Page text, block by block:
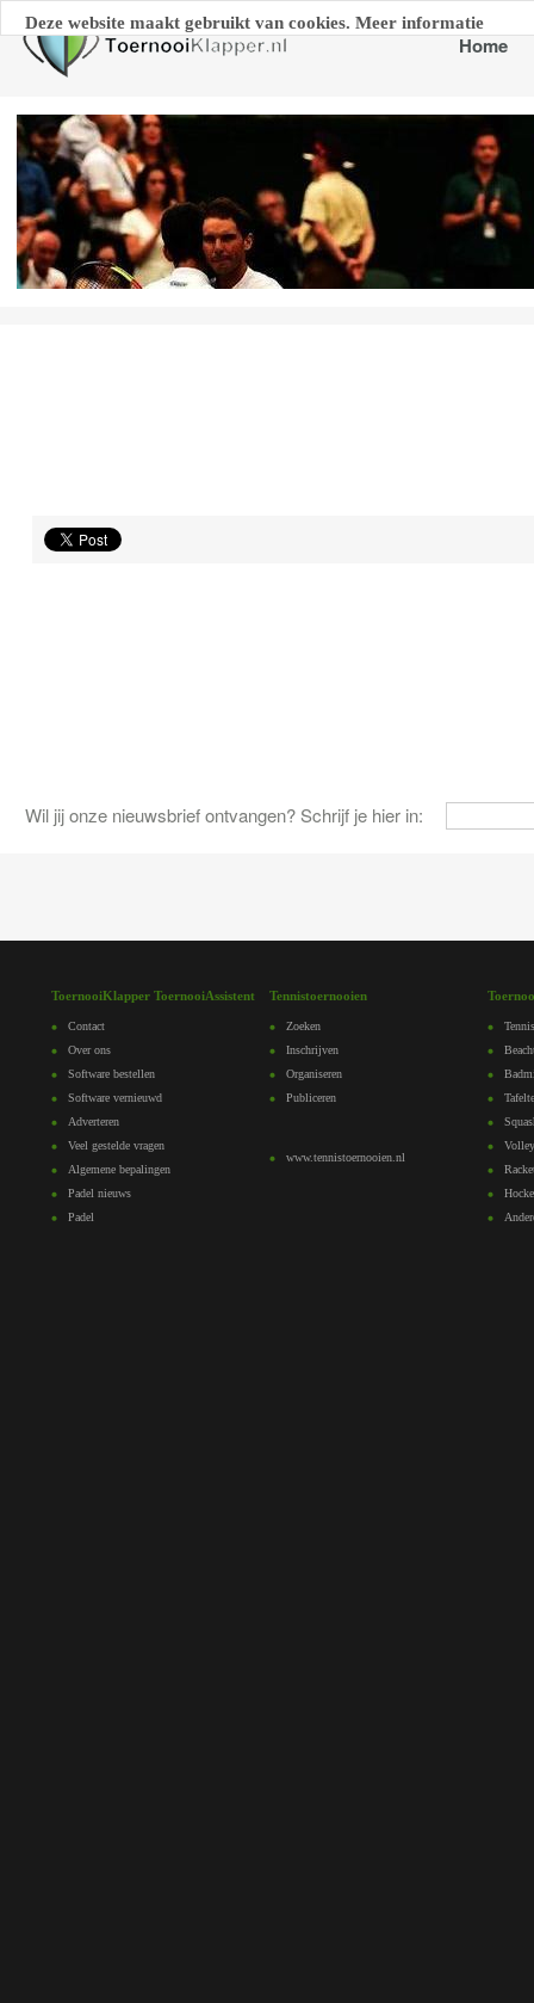
Wil jij onze nieuwsbrief ontvangen? Schrijf je hier in:
Home
ToernooiKlapper ToernooiAssistent
Contact
Over ons
Software bestellen
Software vernieuwd
Adverteren
Veel gestelde vragen
Algemene bepalingen
Padel nieuws
Padel
Tennistoernooien
Zoeken
Inschrijven
Organiseren
Publiceren
www.tennistoernooien.nl
Deze website maakt gebruikt van cookies. Meer informatie